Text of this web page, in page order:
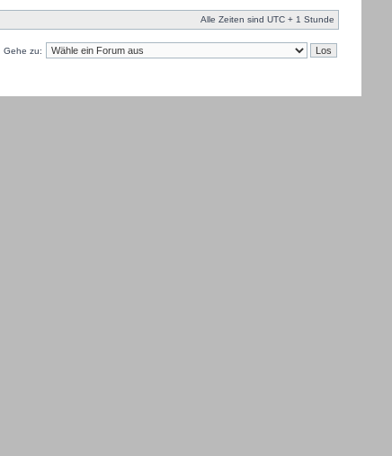
Alle Zeiten sind UTC + 1 Stunde
Gehe zu: